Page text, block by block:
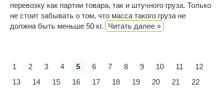
перевозку как партии товара, так и штучного груза. Только
не стоит забывать о том, что масса такого груза не
должна быть меньше 50 кг.
Читать далее »
1 2 3 4 5 6 7 8 9 10 11
12
13
14 15 16 17 18 19 20 21
22